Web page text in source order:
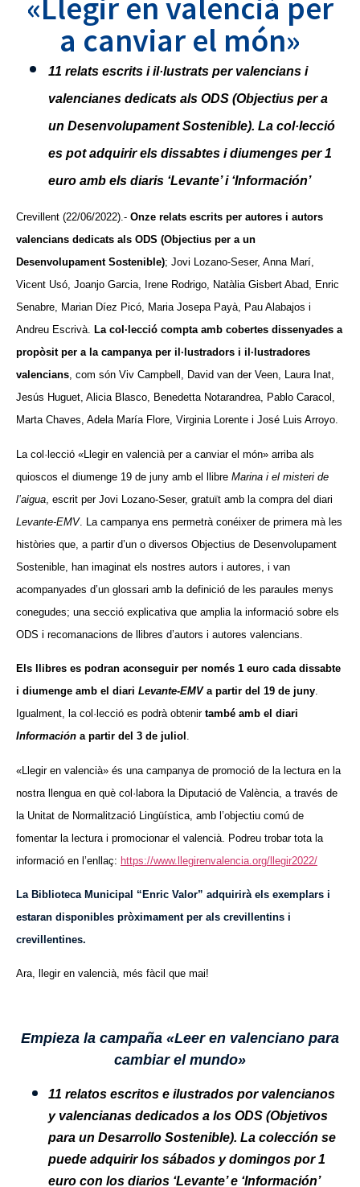
«Llegir en valencià per
a canviar el món»
11 relats escrits i il·lustrats per valencians i
valencianes dedicats als ODS (Objectius per a
un Desenvolupament Sostenible). La col·lecció
es pot adquirir els dissabtes i diumenges per 1
euro amb els diaris ‘Levante’ i ‘Información’
Crevillent (22/06/2022).- Onze relats escrits per autores i autors
valencians dedicats als ODS (Objectius per a un
Desenvolupament Sostenible); Jovi Lozano-Seser, Anna Marí,
Vicent Usó, Joanjo Garcia, Irene Rodrigo, Natàlia Gisbert Abad, Enric
Senabre, Marian Díez Picó, Maria Josepa Payà, Pau Alabajos i
Andreu Escrivà. La col·lecció compta amb cobertes dissenyades a
propòsit per a la campanya per il·lustradors i il·lustradores
valencians, com són Viv Campbell, David van der Veen, Laura Inat,
Jesús Huguet, Alicia Blasco, Benedetta Notarandrea, Pablo Caracol,
Marta Chaves, Adela María Flore, Virginia Lorente i José Luis Arroyo.
La col·lecció «Llegir en valencià per a canviar el món» arriba als
quioscos el diumenge 19 de juny amb el llibre Marina i el misteri de
l’aigua , escrit per Jovi Lozano-Seser, gratuït amb la compra del diari
Levante-EMV. La campanya ens permetrà conéixer de primera mà les
històries que, a partir d’un o diversos Objectius de Desenvolupament
Sostenible, han imaginat els nostres autors i autores, i van
acompanyades d’un glossari amb la definició de les paraules menys
conegudes; una secció explicativa que amplia la informació sobre els
ODS i recomanacions de llibres d’autors i autores valencians.
Els llibres es podran aconseguir per només 1 euro cada dissabte
i diumenge amb el diari Levante-EMVa partir del 19 de juny.
Igualment, la col·lecció es podrà obtenir també amb el diari
Información a partir del 3 de juliol .
«Llegir en valencià» és una campanya de promoció de la lectura en la
nostra llengua en què col·labora la Diputació de València, a través de
la Unitat de Normalització Lingüística, amb l’objectiu comú de
fomentar la lectura i promocionar el valencià. Podreu trobar tota la
informació en l’enllaç: https://www.llegirenvalencia.org/llegir2022/
La Biblioteca Municipal “Enric Valor” adquirirà els exemplars i
estaran disponibles pròximament per als crevillentins i
crevillentines.
Ara, llegir en valencià, més fàcil que mai!
Empieza la campaña «Leer en valenciano para
cambiar el mundo»
11 relatos escritos e ilustrados por valencianos
y valencianas dedicados a los ODS (Objetivos
para un Desarrollo Sostenible). La colección se
puede adquirir los sábados y domingos por 1
euro con los diarios ‘Levante’ e ‘Información’